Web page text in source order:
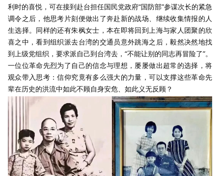
利时的喜悦，可在接到赴台担任国民党政府“国防部”参谋次长的紧急
调令之后，他思考片刻便做出了奔赴新的战场、继续收集情报的人
生选择。同样的还有朱枫女士，本在即将回到上海与家人团聚的欣
喜之中，看到组织派去台湾的交通员意外跳海之后，毅然决然地找
到上级党组织，要求派自己到台湾去，“不能让别的同志再冒险了”。
一位位革命先烈为了自己的信念与理想，屡屡做出超常的选择，将
观众带入思考：信仰究竟有多么强大的力量，可以支撑这些革命先
辈在历史的洪流中如此不顾自身安危、如此义无反顾？